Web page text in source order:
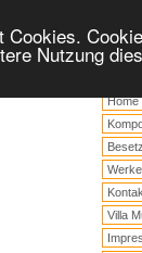
Nutzung
Home
Werke
Villa